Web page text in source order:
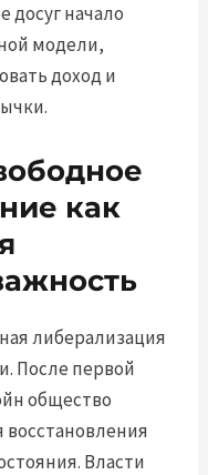
досуг начало
модели,
доход и
как
либерализация
После первой
общество
восстановления
Власти